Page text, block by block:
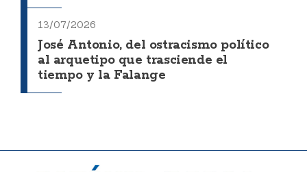
13/07/2026
José Antonio, del ostracismo político
al arquetipo que trasciende el
tiempo y la Falange